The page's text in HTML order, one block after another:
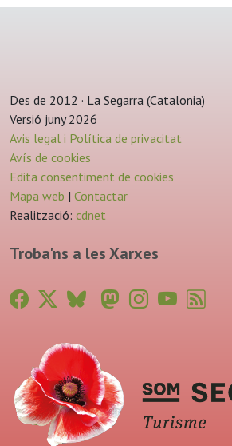
Des de 2012 · La Segarra (Catalonia)
Versió juny 2026
Avis legal i Política de privacitat
Avís de cookies
Edita consentiment de cookies
Mapa web | Contactar
Realització: cdnet
Troba'ns a les Xarxes